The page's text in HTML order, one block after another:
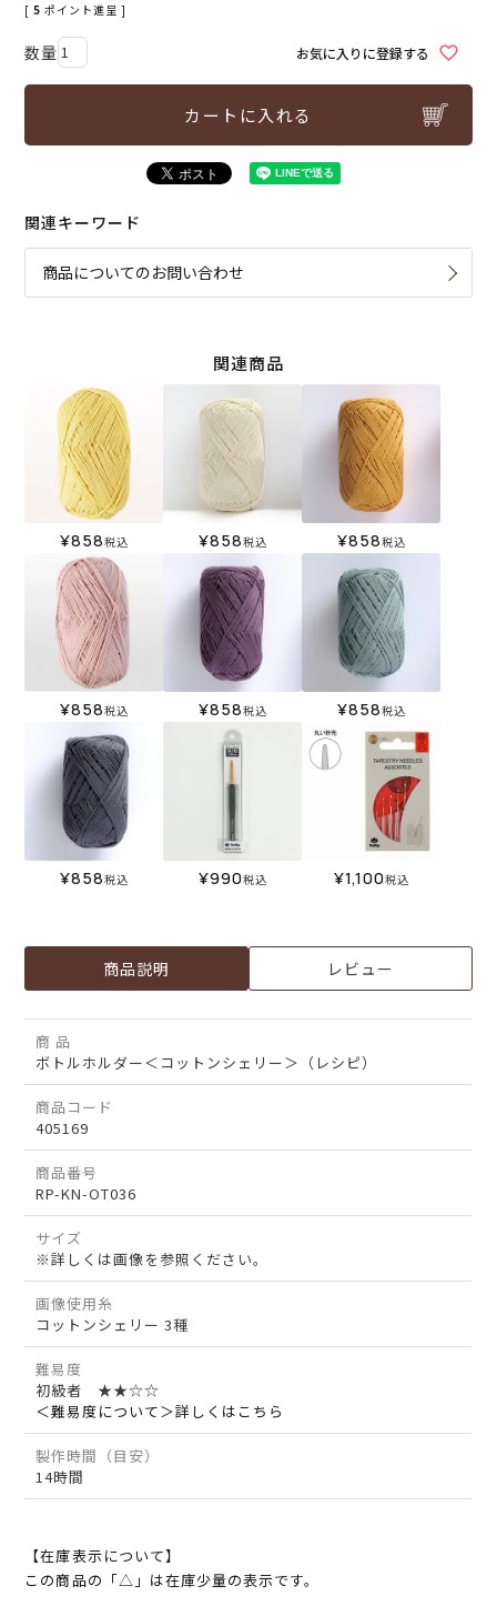
[ 5 ポイント進呈 ]
お気に入りに登録する
カートに入れる
関連キーワード
商品についてのお問い合わせ
関連商品
¥858税込 ¥858税込 ¥858税込
¥858税込 ¥858税込 ¥858税込
¥858税込 ¥990税込 ¥1,100税込
商品説明 レビュー
商 品
ボトルホルダー＜コットンシェリー＞（レシピ）
商品コード
405169
商品番号
RP-KN-OT036
サイズ
※詳しくは画像を参照ください。
画像使用糸
コットンシェリー 3種
難易度
初級者 ★★☆☆
＜難易度について＞詳しくはこちら
製作時間（目安）
14時間
【在庫表示について】
この商品の「△」は在庫少量の表示です。